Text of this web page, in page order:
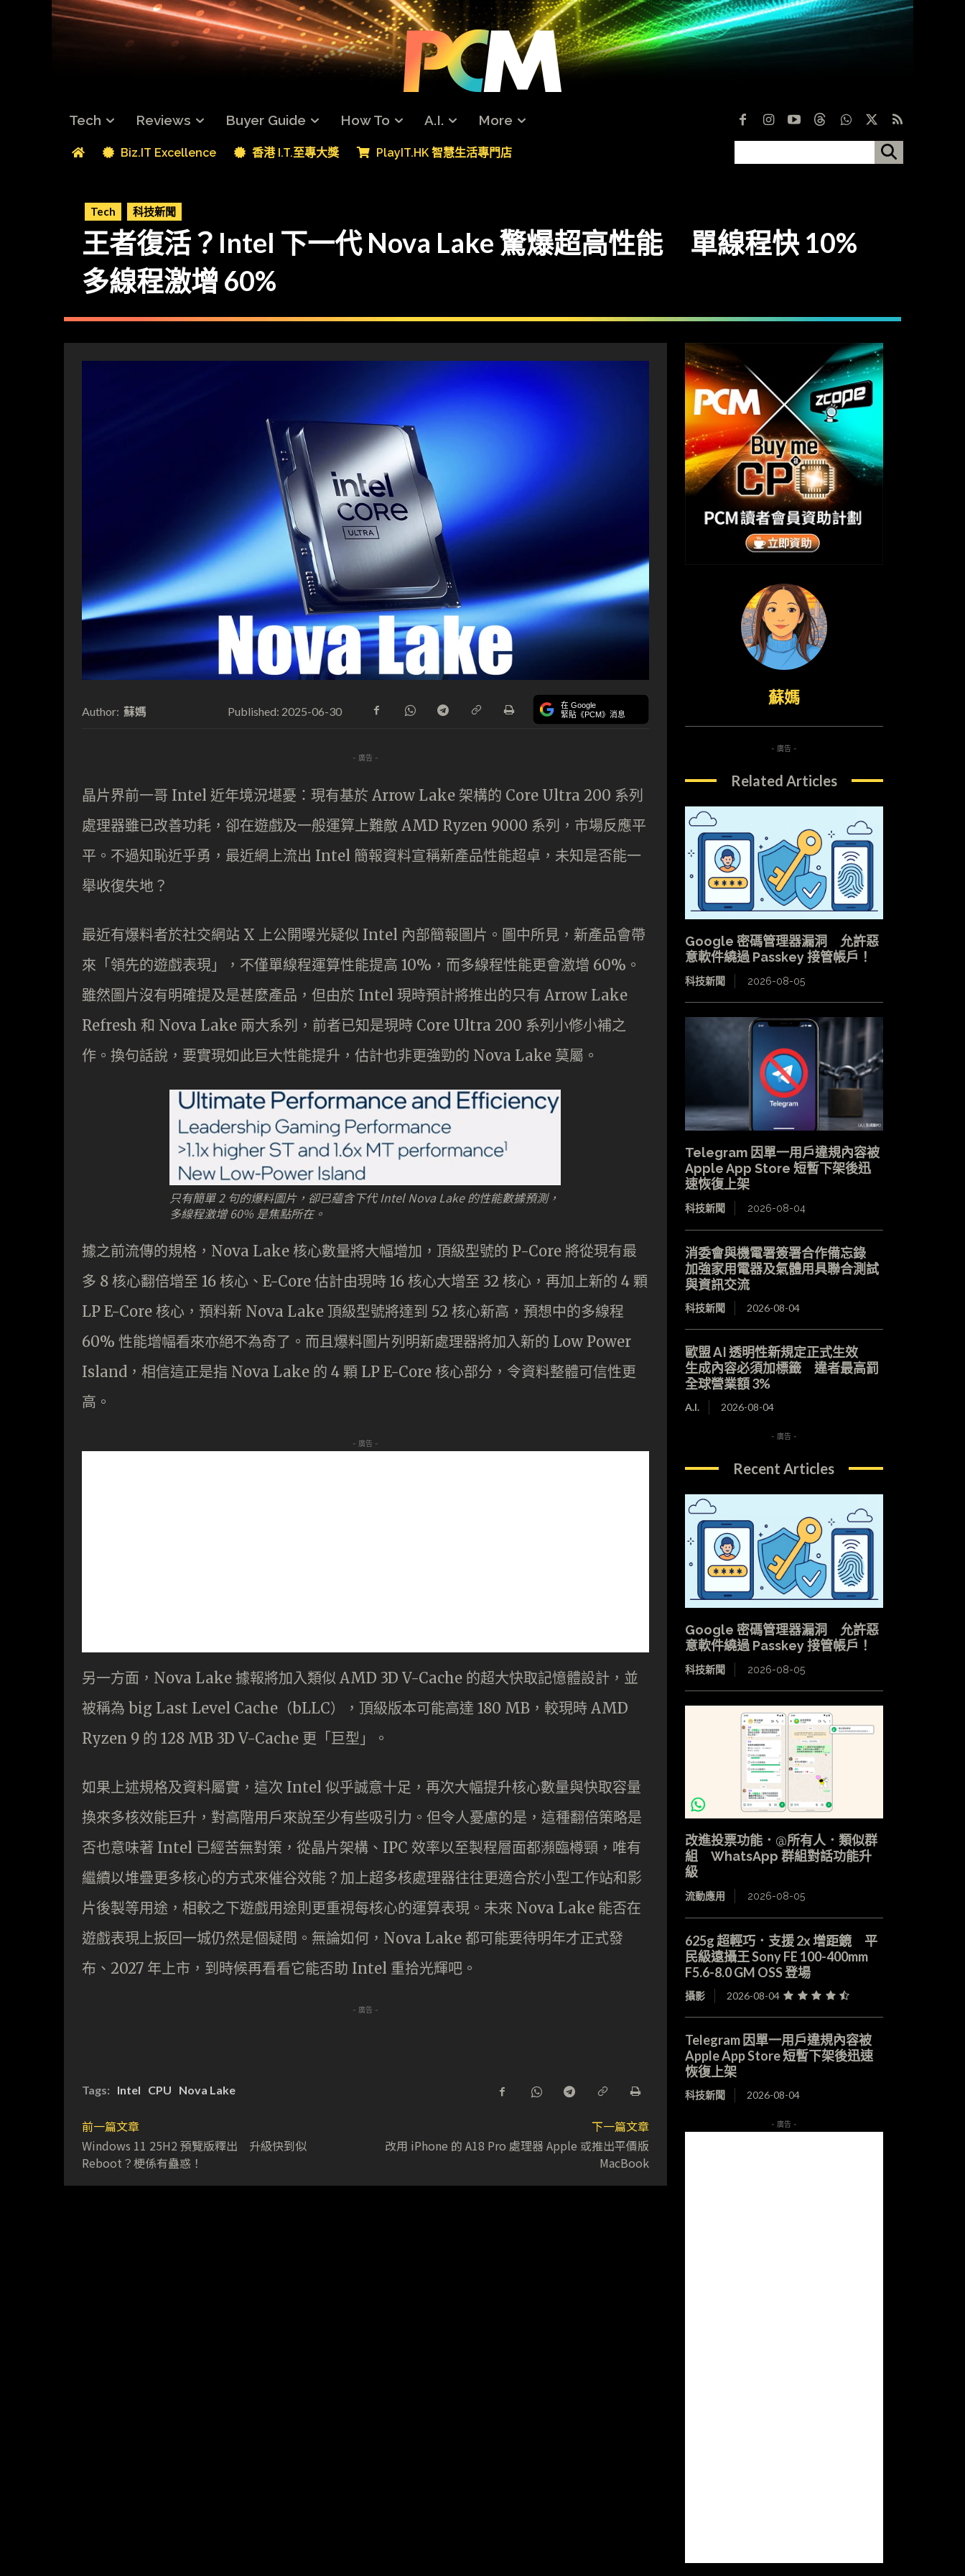
Tech Reviews Buyer Guide How To A.I. More
Biz.IT Excellence 香港 I.T.至專大獎 PlayIT.HK 智慧生活專門店
Tech 科技新聞
王者復活？Intel 下一代 Nova Lake 驚爆超高性能 單線程快 10%
多線程激增 60%
Author: 蘇媽 Published: 2025-06-30 在 Google
緊貼《PCM》消息
- 廣告 -
晶片界前一哥 Intel 近年境況堪憂：現有基於 Arrow Lake 架構的 Core Ultra 200 系列
處理器雖已改善功耗，卻在遊戲及一般運算上難敵 AMD Ryzen 9000 系列，市場反應平
平。不過知恥近乎勇，最近網上流出 Intel 簡報資料宣稱新產品性能超卓，未知是否能一
舉收復失地？
最近有爆料者於社交網站 X 上公開曝光疑似 Intel 內部簡報圖片。圖中所見，新產品會帶
來「領先的遊戲表現」，不僅單線程運算性能提高 10%，而多線程性能更會激增 60%。
雖然圖片沒有明確提及是甚麼產品，但由於 Intel 現時預計將推出的只有 Arrow Lake
Refresh 和 Nova Lake 兩大系列，前者已知是現時 Core Ultra 200 系列小修小補之
作。換句話說，要實現如此巨大性能提升，估計也非更強勁的 Nova Lake 莫屬。
只有簡單 2 句的爆料圖片，卻已蘊含下代 Intel Nova Lake 的性能數據預測，
多線程激增 60% 是焦點所在。
據之前流傳的規格，Nova Lake 核心數量將大幅增加，頂級型號的 P-Core 將從現有最
多 8 核心翻倍增至 16 核心、E-Core 估計由現時 16 核心大增至 32 核心，再加上新的 4 顆
LP E-Core 核心，預料新 Nova Lake 頂級型號將達到 52 核心新高，預想中的多線程
60% 性能增幅看來亦絕不為奇了。而且爆料圖片列明新處理器將加入新的 Low Power
Island，相信這正是指 Nova Lake 的 4 顆 LP E-Core 核心部分，令資料整體可信性更
高。
- 廣告 -
另一方面，Nova Lake 據報將加入類似 AMD 3D V-Cache 的超大快取記憶體設計，並
被稱為 big Last Level Cache（bLLC），頂級版本可能高達 180 MB，較現時 AMD
Ryzen 9 的 128 MB 3D V-Cache 更「巨型」。
如果上述規格及資料屬實，這次 Intel 似乎誠意十足，再次大幅提升核心數量與快取容量
換來多核效能巨升，對高階用戶來說至少有些吸引力。但令人憂慮的是，這種翻倍策略是
否也意味著 Intel 已經苦無對策，從晶片架構、IPC 效率以至製程層面都瀕臨樽頸，唯有
繼續以堆疊更多核心的方式來催谷效能？加上超多核處理器往往更適合於小型工作站和影
片後製等用途，相較之下遊戲用途則更重視每核心的運算表現。未來 Nova Lake 能否在
遊戲表現上扳回一城仍然是個疑問。無論如何，Nova Lake 都可能要待明年才正式發
布、2027 年上市，到時候再看看它能否助 Intel 重拾光輝吧。
- 廣告 -
Tags: Intel CPU Nova Lake
前一篇文章
Windows 11 25H2 預覽版釋出 升級快到似
Reboot？梗係有蠱惑！
下一篇文章
改用 iPhone 的 A18 Pro 處理器 Apple 或推出平價版
MacBook
蘇媽
- 廣告 -
Related Articles
Google 密碼管理器漏洞 允許惡
意軟件繞過 Passkey 接管帳戶！
科技新聞 2026-08-05
Telegram 因單一用戶違規內容被
Apple App Store 短暫下架後迅
速恢復上架
科技新聞 2026-08-04
消委會與機電署簽署合作備忘錄
加強家用電器及氣體用具聯合測試
與資訊交流
科技新聞 2026-08-04
歐盟 AI 透明性新規定正式生效
生成內容必須加標籤 違者最高罰
全球營業額 3%
A.I. 2026-08-04
- 廣告 -
Recent Articles
Google 密碼管理器漏洞 允許惡
意軟件繞過 Passkey 接管帳戶！
科技新聞 2026-08-05
改進投票功能．@所有人．類似群
組 WhatsApp 群組對話功能升
級
流動應用 2026-08-05
625g 超輕巧．支援 2x 增距鏡 平
民級遠攝王 Sony FE 100-400mm
F5.6-8.0 GM OSS 登場
攝影 2026-08-04
Telegram 因單一用戶違規內容被
Apple App Store 短暫下架後迅速
恢復上架
科技新聞 2026-08-04
- 廣告 -